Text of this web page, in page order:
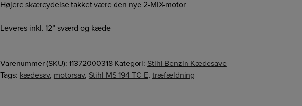
Højere skæreydelse takket være den nye 2-MIX-motor.
Leveres inkl. 12” sværd og kæde
Varenummer (SKU): 11372000318 Kategori: Stihl Benzin Kædesave
Tags: kædesav, motorsav, Stihl MS 194 TC-E, træfældning